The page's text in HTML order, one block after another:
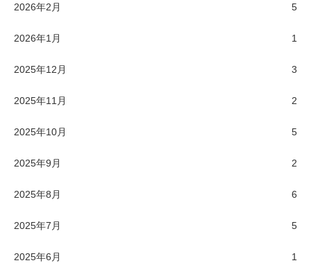
2026年2月 5
2026年1月 1
2025年12月 3
2025年11月 2
2025年10月 5
2025年9月 2
2025年8月 6
2025年7月 5
2025年6月 1